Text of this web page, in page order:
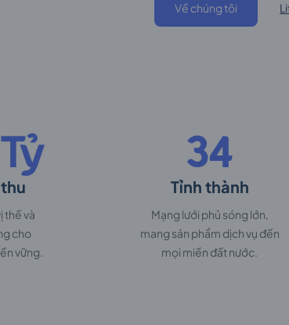
Về chúng tôi
thế và
cho
vững.
34
Tỉnh thành
Mạng lưới phủ sóng lớn,
mang sản phẩm dịch vụ đến
mọi miền đất nước.